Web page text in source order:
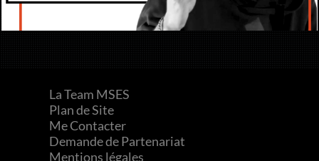
La Team MSES
Plan de Site
Me Contacter
Demande de Partenariat
Mentions légales